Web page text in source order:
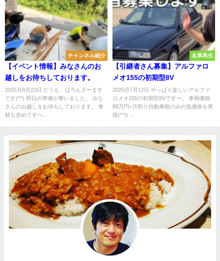
チャンネル紹介
【イベント情報】みなさんのお
越しをお待ちしております。
2025月8月23日 どうも、ばろんざーます
です(^^) 明日の準備が整いました。 みな
さんのお越しをお待ちしております。 食
材も含めてすべ...
名車再生
【引継者さん募集】アルファロ
メオ155の初期型8V
2025月7月12日 やっぱり楽しいアルファ
ロメオ155の初期型8Vですー。 車両価格
88万円+月割り自動車税のみの低価格を実
現(^^)/ ...